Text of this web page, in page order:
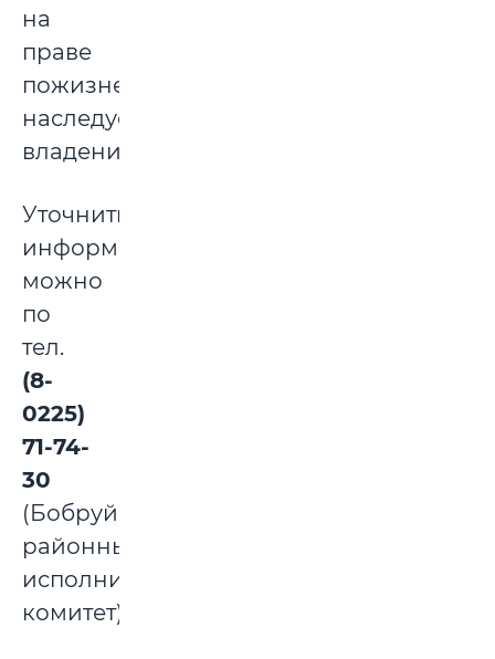
на
праве
пожизненного
наследуемого
владения.
Уточнить
информацию
можно
по
тел.
(8-
0225)
71-74-
30
(Бобруйский
районный
исполнительный
комитет).